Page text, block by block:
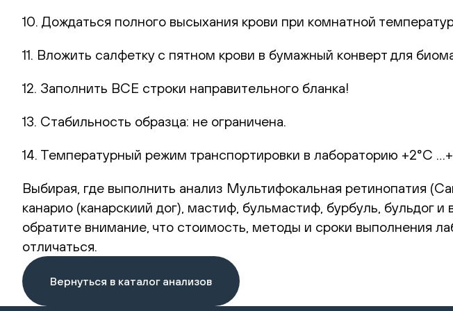
10. Дождаться полного высыхания крови при комнатной
11. Вложить салфетку с пятном крови в бумажный конверт для
12. Заполнить ВСЕ строки направительного бланка!
13. Стабильность образца: не ограничена.
14. Температурный режим транспортировки в лабораторию +2°С
Выбирая, где выполнить анализ Мультифокальная ретинопатия
канарио (канарскиий дог), мастиф, бульмастиф, бурбуль, бульдог
обратите внимание, что стоимость, методы и сроки выполнения
отличаться.
Вернуться в каталог анализов